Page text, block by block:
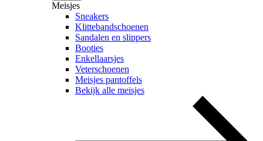
Meisjes
Sneakers
Klittebandschoenen
Sandalen en slippers
Booties
Enkellaarsjes
Veterschoenen
Meisjes pantoffels
Bekijk alle meisjes